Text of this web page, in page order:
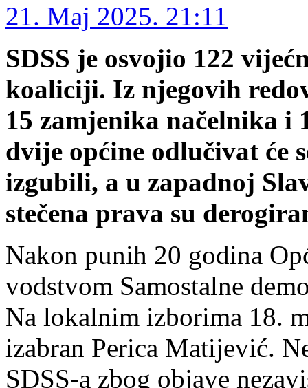
21. Maj 2025. 21:11
SDSS je osvojio 122
koaliciji. Iz njegovih
15 zamjenika načelnika i
dvije općine odlučivat će
izgubili, a u zapadnoj
stečena prava su
Nakon punih 20 godina
vodstvom Samostalne
Na lokalnim izborima 18.
izabran Perica Matijević.
SDSS-a zbog objave